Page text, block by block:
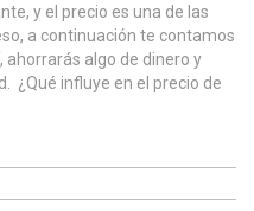
y el precio es una de las
a continuación te contamos
algo de dinero y
¿Qué influye en el precio de